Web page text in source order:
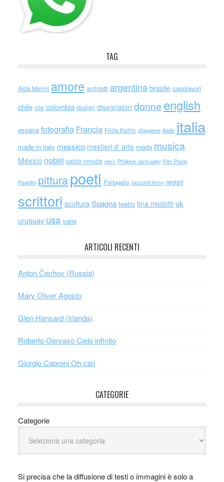
TAG
Alda Merini amore architetti argentina brasile capolavori
chile cile colombia design disegnatori donne english
espana fotografia Francia Frida Kahlo giappone iliade italia
made in italy messico mestieri d' arte moda musica
México nobel pablo neruda perù Philippe Jaroussky Pier Paolo
Pasolini pitturapoeti Portogallo racconti brevi registi
scrittori scultura Spagna teatro tina modotti uk
uruguay usa varie
ARTICOLI RECENTI
Anton Čechov (Russia)
Mary Oliver Agosto
Glen Hansard (Irlanda)
Roberto Gervaso Cielo infinito
Giorgio Caproni Oh cari
CATEGORIE
Categorie
Si precisa che la diffusione di testi o immagini è solo a